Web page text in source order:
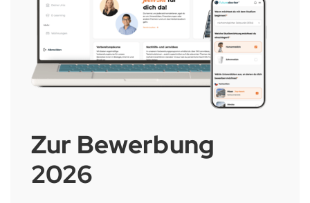
Zur Bewerbung
2026